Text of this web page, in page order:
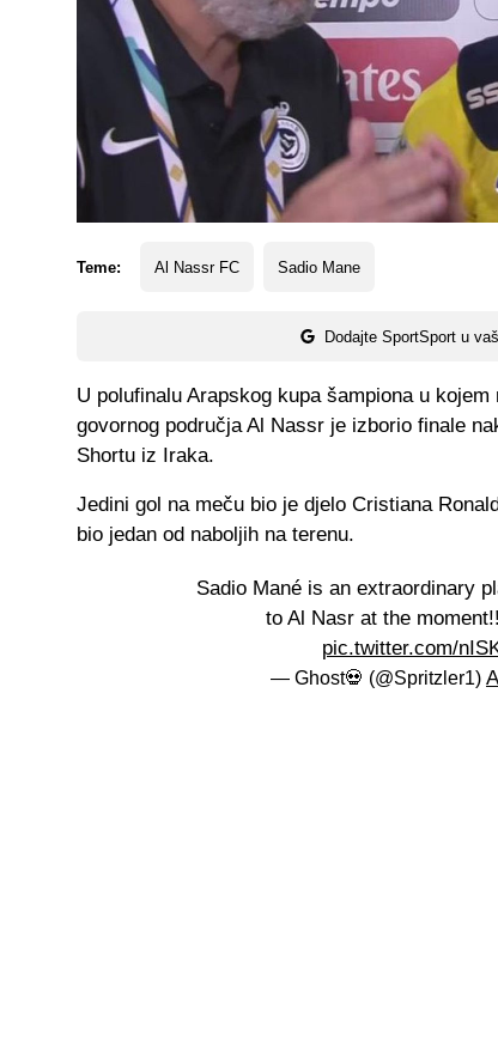
Teme: Al Nassr FC Sadio Mane
Dodajte SportSport u
U polufinalu Arapskog kupa šampiona u
govornog područja Al Nassr je izborio finale
Shortu iz Iraka.
Jedini gol na meču bio je djelo Cristiana
bio jedan od naboljih na terenu.
Sadio Mané is an extraordinary
to Al Nasr at the
pic.twitter.com/
— Ghost💀 (@Spritzler1)